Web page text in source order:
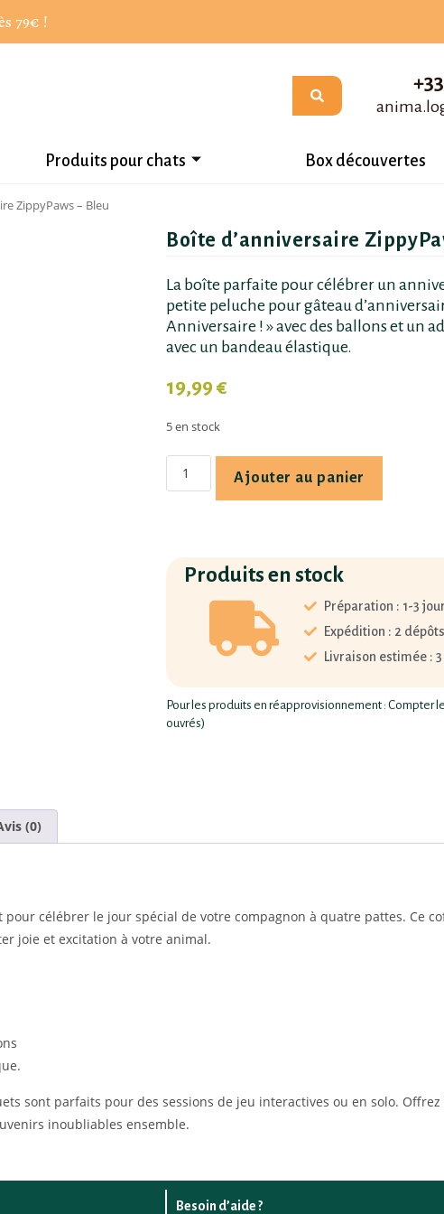
79€ !
Produits pour chats Box découvertes
ZippyPaws – Bleu
Boîte d’anniversaire
La boîte parfaite pour célébrer un
petite peluche pour gâteau
Anniversaire ! » avec des ballons et un
avec un bandeau élastique.
19,99 €
5 en stock
Ajouter au panier
Produits en stock
Préparation : 1-3
Expédition : 2
Livraison estimée :
Pour les produits en réapprovisionnement : Compter
ouvrés)
(0)
pour célébrer le jour spécial de votre compagnon à quatre pattes. Ce
joie et excitation à votre animal.
sont parfaits pour des sessions de jeu interactives ou en solo.
inoubliables ensemble.
Besoin d’aide ?